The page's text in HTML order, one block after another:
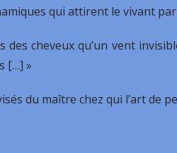
qui attirent le vivant
des cheveux qu’un vent
[…] »
du maître chez qui l’art de